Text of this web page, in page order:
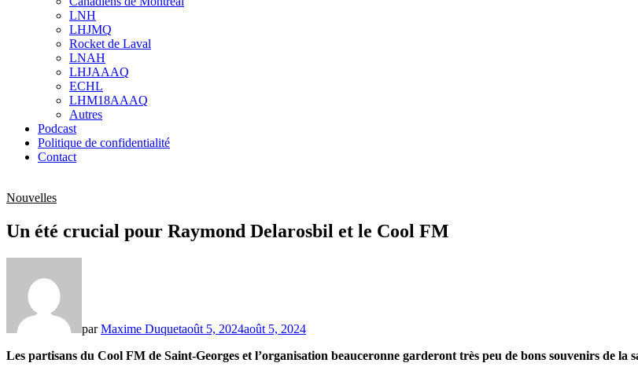
sub
menu
LNH
LHJMQ
Rocket de Laval
LNAH
LHJAAAQ
ECHL
LHM18AAAQ
Autres
Podcast
Politique de confidentialité
Contact
Nouvelles
Un été crucial pour Raymond Delarosbil et le Cool FM
parMaxime Duquetaoût 5, 2024août 5, 2024
Les partisans du Cool FM de Saint-Georges et l’organisation beauceronne garderont très peu de bons souvenirs de la